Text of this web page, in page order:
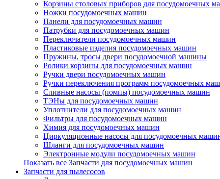
Корзины столовых приборов для посудомоечных
Ножки посудомоечных машин
Панели для посудомоечных машин
Патрубки для посудомоечных машин
Переключатели посудомоечных машин
Пластиковые изделия посудомоечных машин
Пружины, тросы двери посудомоечной машины
Ролики корзины для посудомоечных машин
Ручки двери посудомоечных машин
Ручки переключения программ посудомоечных
Сливные насосы (помпы) посудомоечных машин
ТЭНы для посудомоечных машин
Уплотнители для посудомоечных машин
Фильтры для посудомоечных машин
Химия для посудомоечных машин
Циркуляционные насосы для посудомоечных
Шланги для посудомоечных машин
Электронные модули посудомоечных машин
Показать все Запчасти для посудомоечных машин
Запчасти для пылесосов